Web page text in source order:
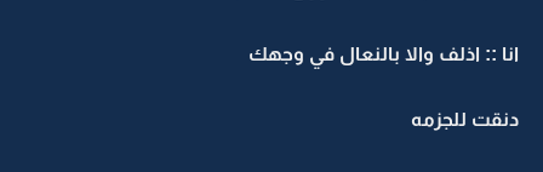
انا :: اذلف والا بالنعال في وجهك
دنقت للجزمه